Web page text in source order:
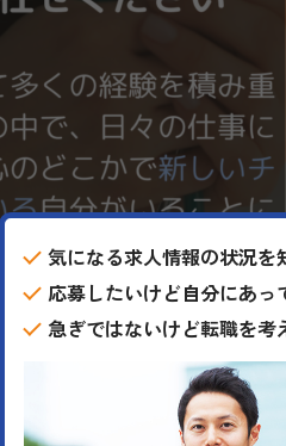
気になる求人情報の状況を
応募したいけど自分にあっ
急ぎではないけど転職を考